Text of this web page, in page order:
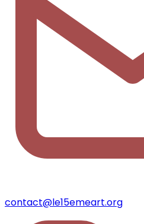
contact@le15emeart.org